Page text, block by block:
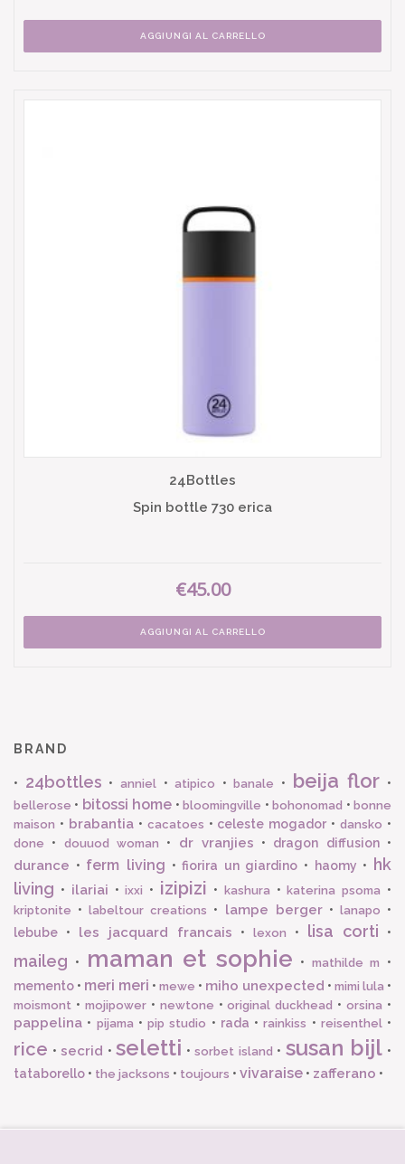
AGGIUNGI AL CARRELLO
24Bottles
Spin bottle 730 erica
€45.00
AGGIUNGI AL CARRELLO
BRAND
• 24bottles • anniel•atipico •banale • beija flor •
bellerose • bitossi home •bloomingville •bohonomad •bonne
maison • brabantia• cacatoes • celeste mogador •dansko •
done • douuod woman • dr vranjies • dragon diffusion•
durance • ferm living •fiorira un giardino • haomy •
hk
living • ilariai •ixxi • izipizi • kashura •katerina psoma •
kriptonite •labeltour creations • lampe berger• lanapo •
lebube • les jacquard francais • lexon • lisa corti •
maileg • maman et sophie • mathilde m
•
memento • meri meri • mewe • miho unexpected • mimi lula •
moismont • mojipower• newtone •original duckhead •orsina •
pappelina • pijama • pip studio • rada •rainkiss • reisenthel•
rice •secrid •seletti •sorbet island • susan bijl •
tataborello • the jacksons • toujours • vivaraise • zafferano •